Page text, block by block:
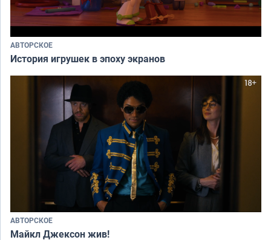
АВТОРСКОЕ
История игрушек в эпоху экранов
АВТОРСКОЕ
Майкл Джексон жив!